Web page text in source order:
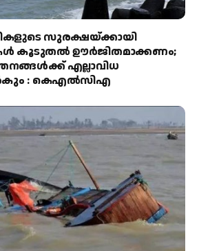
സുരക്ഷയ്ക്കായി
കൂടുതൽ ഊർജിതമാക്കണം;
എല്ലാവിധ
: കെഎൽസിഎ